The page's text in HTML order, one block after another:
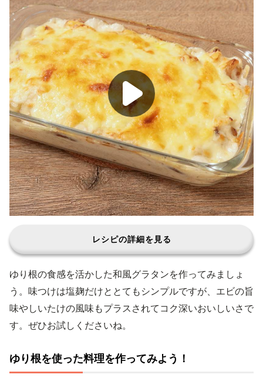
レシピの詳細を見る
ゆり根の食感を活かした和風グラタンを作ってみましょ
う。味つけは塩麹だけととてもシンプルですが、エビの旨
味やしいたけの風味もプラスされてコク深いおいしいさで
す。ぜひお試しくださいね。
ゆり根を使った料理を作ってみよう！